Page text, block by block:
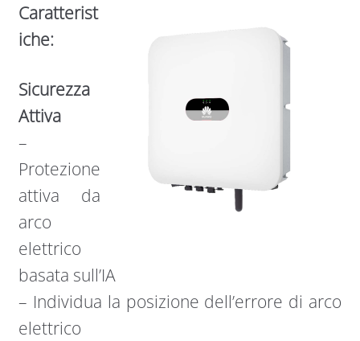
Caratterist
iche:
Sicurezza
Attiva
–
Protezione
attiva da
arco
elettrico
basata sull’IA
– Individua la posizione dell’errore di arco
elettrico